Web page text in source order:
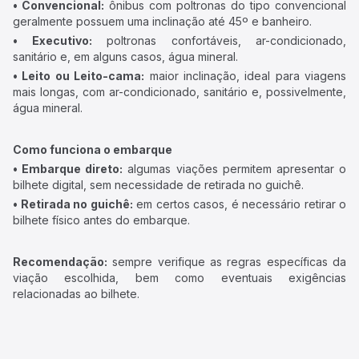
• Convencional: ônibus com poltronas do tipo convencional
geralmente possuem uma inclinação até 45º e banheiro.
• Executivo: poltronas confortáveis, ar-condicionado,
sanitário e, em alguns casos, água mineral.
• Leito ou Leito-cama: maior inclinação, ideal para viagens
mais longas, com ar-condicionado, sanitário e, possivelmente,
água mineral.
Como funciona o embarque
• Embarque direto: algumas viações permitem apresentar o
bilhete digital, sem necessidade de retirada no guichê.
• Retirada no guichê: em certos casos, é necessário retirar o
bilhete físico antes do embarque.
Recomendação: sempre verifique as regras específicas da
viação escolhida, bem como eventuais exigências
relacionadas ao bilhete.